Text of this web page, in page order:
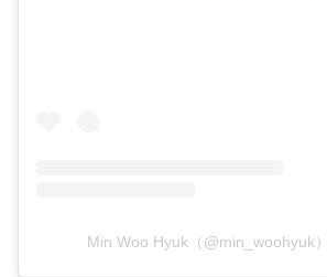
Min Woo Hyuk（@min_woohyuk